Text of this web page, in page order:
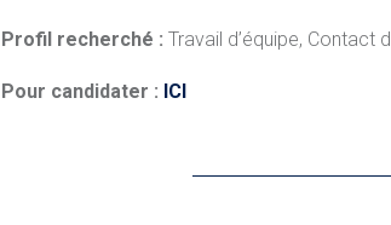
Profil recherché : Travail d’équipe, Contact
Pour candidater : ICI